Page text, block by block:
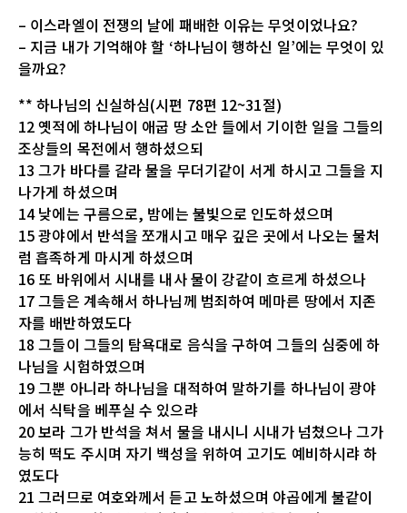
– 이스라엘이 전쟁의 날에 패배한 이유는 무엇이었나요?
– 지금 내가 기억해야 할 ‘하나님이 행하신 일’에는 무엇이 있
을까요?
** 하나님의 신실하심(시편 78편 12~31절)
12 옛적에 하나님이 애굽 땅 소안 들에서 기이한 일을 그들의
조상들의 목전에서 행하셨으되
13 그가 바다를 갈라 물을 무더기같이 서게 하시고 그들을 지
나가게 하셨으며
14 낮에는 구름으로, 밤에는 불빛으로 인도하셨으며
15 광야에서 반석을 쪼개시고 매우 깊은 곳에서 나오는 물처
럼 흡족하게 마시게 하셨으며
16 또 바위에서 시내를 내사 물이 강같이 흐르게 하셨으나
17 그들은 계속해서 하나님께 범죄하여 메마른 땅에서 지존
자를 배반하였도다
18 그들이 그들의 탐욕대로 음식을 구하여 그들의 심중에 하
나님을 시험하였으며
19 그뿐 아니라 하나님을 대적하여 말하기를 하나님이 광야
에서 식탁을 베푸실 수 있으랴
20 보라 그가 반석을 쳐서 물을 내시니 시내가 넘쳤으나 그가
능히 떡도 주시며 자기 백성을 위하여 고기도 예비하시랴 하
였도다
21 그러므로 여호와께서 듣고 노하셨으며 야곱에게 불같이